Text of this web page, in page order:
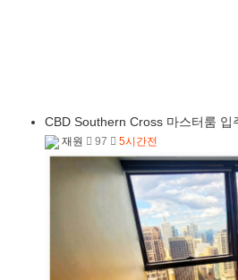
CBD Southern Cross 마스터룸 입
재원 97 5시간전